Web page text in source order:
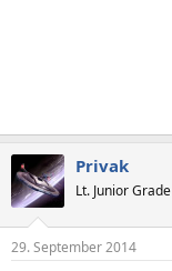
Privak
Lt. Junior Grade
29. September 2014